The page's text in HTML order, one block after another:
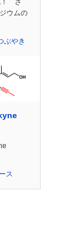
！ さ
ウムの
ぶやき
ス